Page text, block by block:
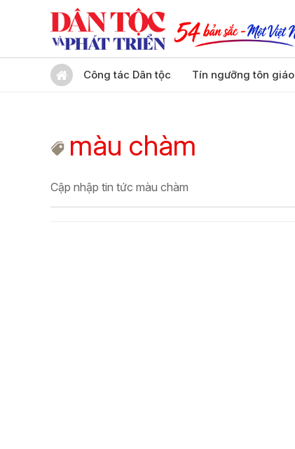
Công tác Dân tộc Tín ngưỡng tôn giáo
màu chàm
Cập nhập tin tức màu chàm